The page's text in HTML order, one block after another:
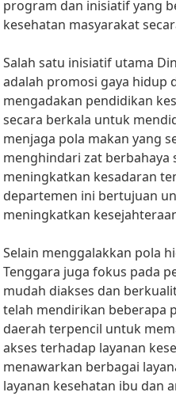
program dan inisiatif yang
kesehatan masyarakat
Salah satu inisiatif utama
adalah promosi gaya hidup
mengadakan pendidikan
secara berkala untuk
menjaga pola makan yang
menghindari zat berbahaya
meningkatkan kesadaran
departemen ini bertujuan
meningkatkan
Selain menggalakkan pola
Tenggara juga fokus pada
mudah diakses dan
telah mendirikan beberapa
daerah terpencil untuk
akses terhadap layanan
menawarkan berbagai
layanan kesehatan ibu dan